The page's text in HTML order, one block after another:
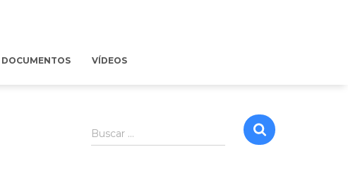
DOCUMENTOS VÍDEOS
B
u
Buscar …